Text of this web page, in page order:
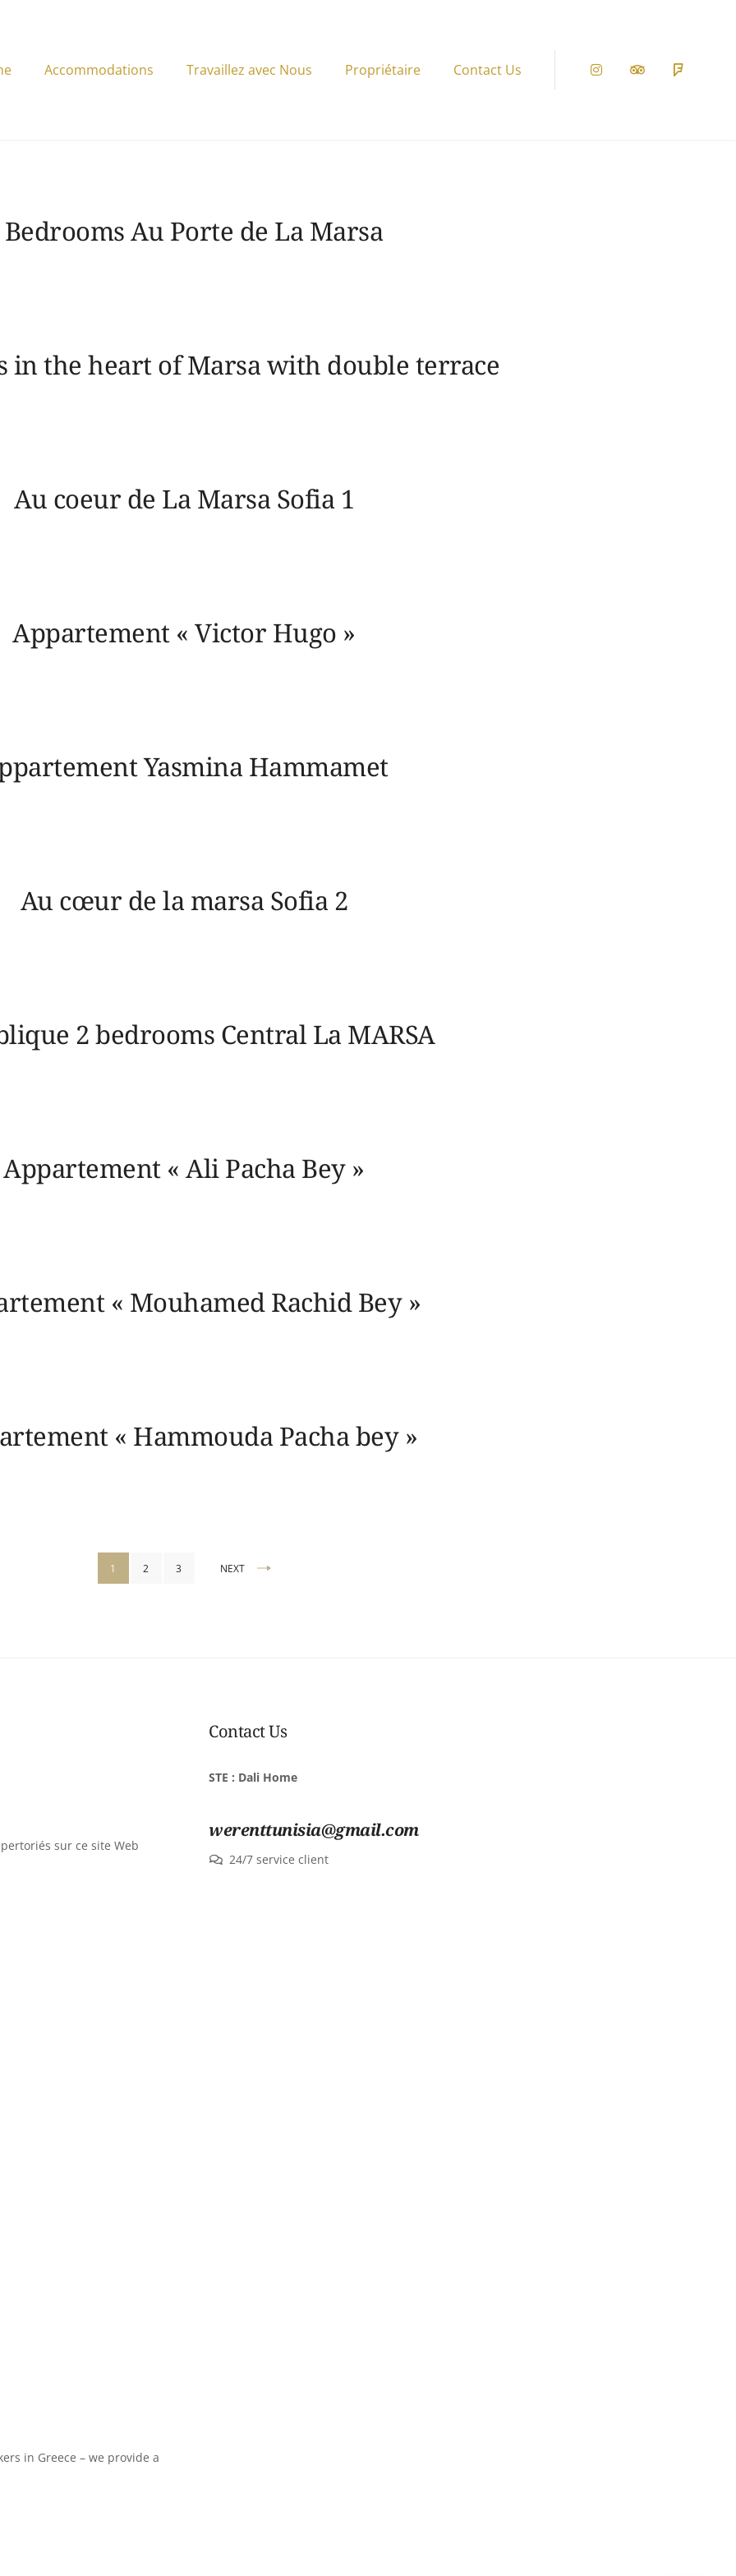
Accommodations Travaillez avec Nous Propriétaire Contact Us InstagramTripadvisor
Bedrooms Au Porte de La Marsa
in the heart of Marsa with double terrace
Au coeur de La Marsa Sofia 1
Appartement « Victor Hugo »
Yasmina Hammamet
Au cœur de la marsa Sofia 2
2 bedrooms Central La MARSA
Appartement « Ali Pacha Bey »
« Mouhamed Rachid Bey »
« Hammouda Pacha bey »
1 2 3 NEXT
sur ce site Web
in Greece – we provide a
Contact Us
STE : Dali Home
werenttunisia@gmail.com
24/7 service client